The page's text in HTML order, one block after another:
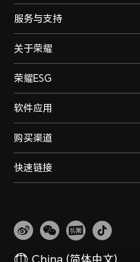
服务与支持
关于荣耀
荣耀ESG
软件应用
购买渠道
快速链接
China (简体中文)